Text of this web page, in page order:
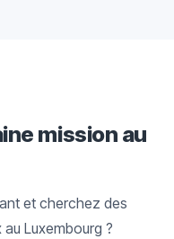
mission au
et cherchez des
Luxembourg ?